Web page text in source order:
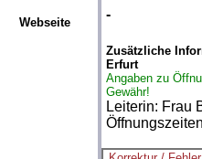
Webseite
-
Zusätzliche
Erfurt
Angaben zu
Gewähr!
Leiterin: Frau